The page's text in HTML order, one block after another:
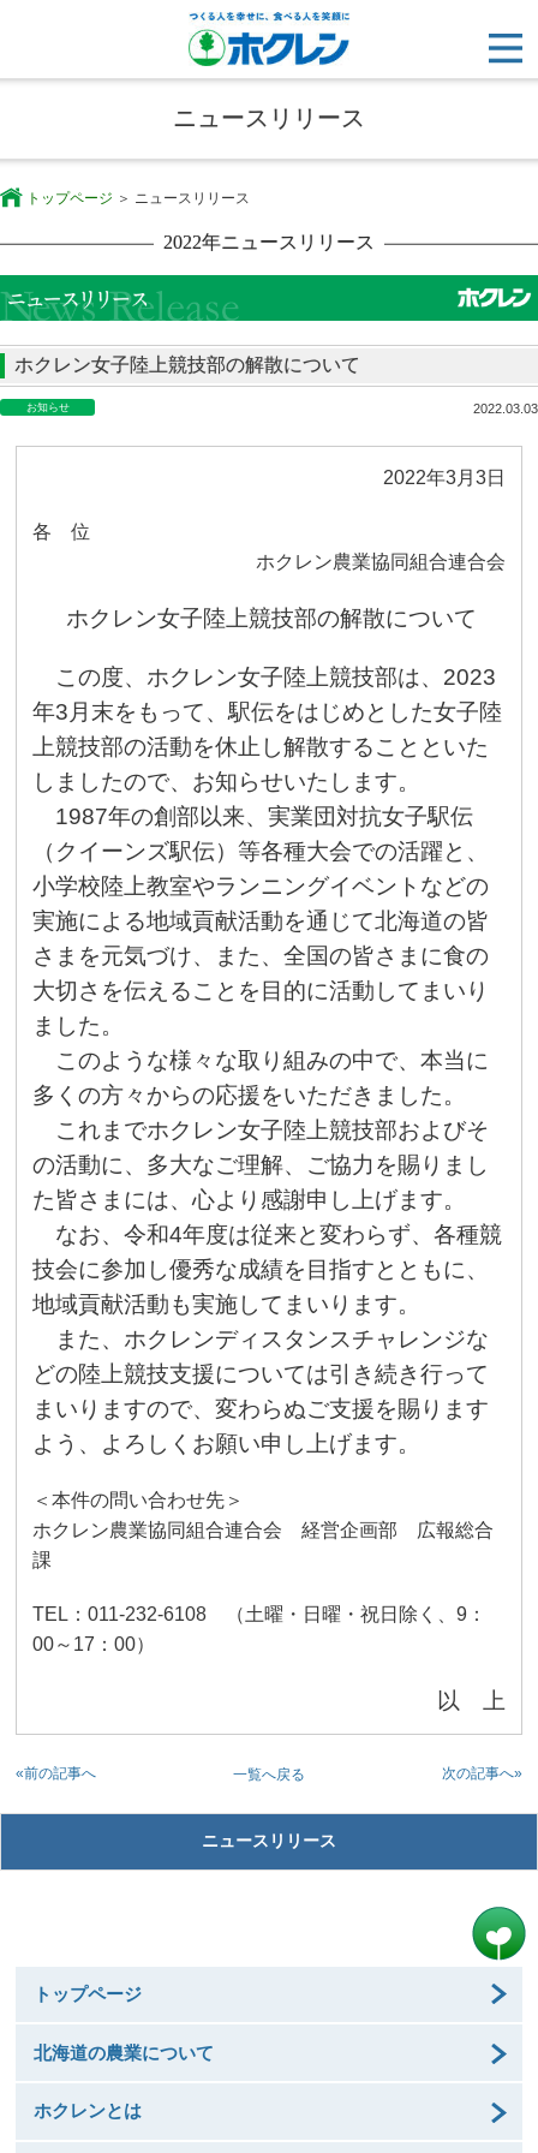
ニュースリリース
トップページ ニュースリリース
2022年ニュースリリース
ホクレン女子陸上競技部の解散について
お知らせ 2022.03.03
2022年3月 3日
各 位
ホクレン農業協同組合連合会
ホクレン女子陸上競技部の解散について
この度、ホクレン女子陸上競技部は、 2023
年3 月末をもって、駅伝をはじめとした女子陸
上競技部の活動を休止し解散することといた
しましたので、お知らせいたします。
1987年の創部以来、実業団対抗女子駅伝
（クイーンズ駅伝）等各種大会での活躍と、
小学校陸上教室やランニングイベントなどの
実施による地域貢献活動を通じて北海道の皆
さまを元気づけ、また、全国の皆さまに食の
大切さを伝えることを目的に活動してまいり
ました。
このような様々な取り組みの中で、本当に
多くの方々からの応援をいただきました。
これまでホクレン女子陸上競技部およびそ
の活動に、多大なご理解、ご協力を賜りまし
た皆さまには、心より感謝申し上げます。
なお、令和4年度は従来と変わらず、各種競
技会に参加し優秀な成績を目指すとともに、
地域貢献活動も実施してまいります。
また、ホクレンディスタンスチャレンジな
どの陸上競技支援については引き続き行って
まいりますので、変わらぬご支援を賜ります
よう、よろしくお願い申し上げます。
＜本件の問い合わせ先＞
ホクレン農業協同組合連合会 経営企画部 広報総合
課
TEL ：011-232-6108 （土曜・日曜・祝日除く、9 ：
00～ 17 ：00）
以 上
一覧へ戻る
«前の記事へ 次の記事へ»
ニュースリリース
トップページ
北海道の農業について
ホクレンとは